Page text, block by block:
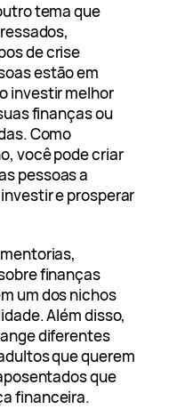
tema que
de crise
estão em
investir melhor
finanças ou
Como
você pode criar
pessoas a
e prosperar
finanças
um dos nichos
Além disso,
diferentes
que querem
que
financeira.